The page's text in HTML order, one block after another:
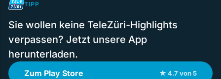
TIPP
Sie wollen keine TeleZüri-Highlights
verpassen? Jetzt unsere App
herunterladen.
Zum Play Store ★ 4.7 von 5